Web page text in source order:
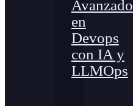
Avanzado
en
Devops
con IA y
LLMOps